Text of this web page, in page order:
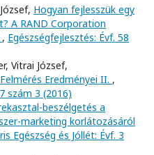
Hogyan fejlesszük egy
A RAND Corporation
, Egészségfejlesztés: Évf. 58
Vitrai József,
Eredményei II. ,
szám 3 (2016)
beszélgetés a
marketing korlátozásáról
Egészség és Jóllét: Évf. 3